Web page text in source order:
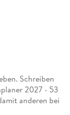
Schreiben
2027 - 53
anderen bei